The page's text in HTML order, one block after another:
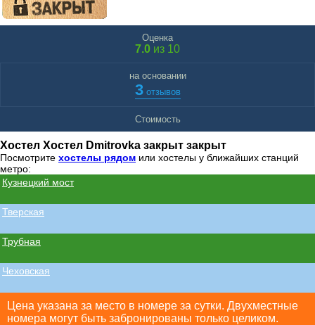
Оценка
7.0 из 10
на основании
3отзывов
Стоимость
Хостел Хостел Dmitrovka закрыт закрыт
Посмотрите хостелы рядом или хостелы у ближайших станций
метро:
Кузнецкий мост
Тверская
Трубная
Чеховская
Цена указана за место в номере за сутки. Двухместные
номера могут быть забронированы только целиком.